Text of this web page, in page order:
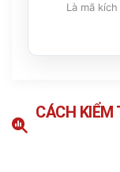
Là mã
CÁCH KIỂM